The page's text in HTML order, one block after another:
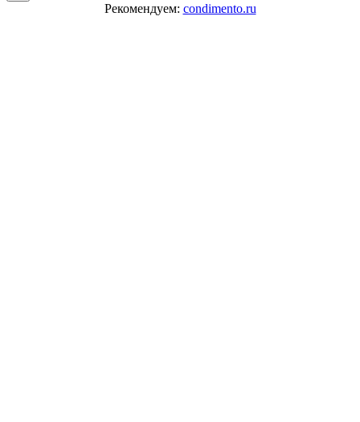
Рекомендуем: condimento.ru